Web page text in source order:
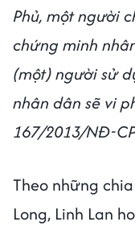
Phủ, một người
chứng minh
(một) người sử
nhân dân sẽ vi
167/2013/NĐ-
Theo những
Long, Linh Lan